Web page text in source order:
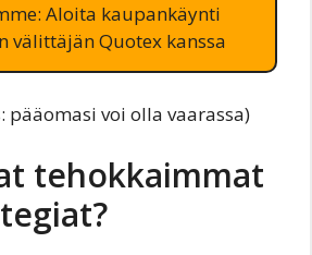
Aloita kaupankäynti
välittäjän Quotex kanssa
pääomasi voi olla vaarassa)
tehokkaimmat